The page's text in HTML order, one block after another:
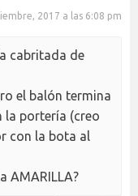
2017 a las 6:08 pm
cabritada de
el balón termina
la portería (creo
con la bota al
AMARILLA?